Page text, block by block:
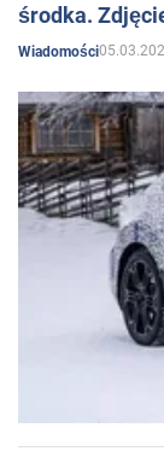
środka.
Wiadomości